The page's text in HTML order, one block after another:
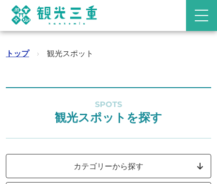
トップ › 観光スポット
SPOTS
観光スポットを探す
カテゴリーから探す